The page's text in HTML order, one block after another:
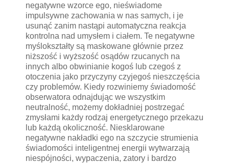
negatywne wzorce ego, nieświadome
impulsywne zachowania w nas samych, i je
usunąć zanim nastąpi automatyczna reakcja
kontrolna nad umysłem i ciałem. Te negatywne
myślokształty są maskowane głównie przez
niższość i wyższość osądów rzucanych na
innych albo obwinianie kogoś lub czegoś z
otoczenia jako przyczyny czyjegoś nieszczęścia
czy problemów. Kiedy rozwiniemy świadomość
obserwatora odnajdując we wszystkim
neutralność, możemy dokładniej postrzegać
zmysłami każdy rodzaj energetycznego przekazu
lub każdą okoliczność. Niesklarowane
negatywne nakładki ego na szczycie strumienia
świadomości inteligentnej energii wytwarzają
niespójności, wypaczenia, zatory i bardzo